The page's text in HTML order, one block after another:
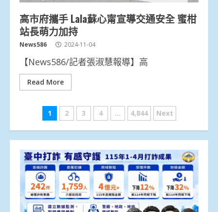
高市府攜手 Lala蘇心甯宣導交通安全 蜜柑
站長萌力加持
News586 2024-11-04
【News586/記者張淑慧報導】高
Read More
文
章
分
頁
1 2 3 4 ... 4,844 Next